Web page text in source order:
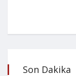
Son Dakika